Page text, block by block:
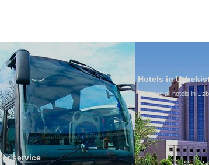
Hotels in Uzbekistan
We have all hotels in Uzbekistan